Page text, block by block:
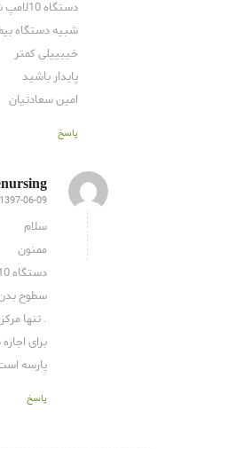
دستگاه
شبیه دستگاه
خییییلی کمتر
پایدار باشید
امین سعادتیان
پاسخ
گفته:
1397-06-09 در 09:31
سلام
ممنون
سطوح بدن
برای
پارسه
پاسخ